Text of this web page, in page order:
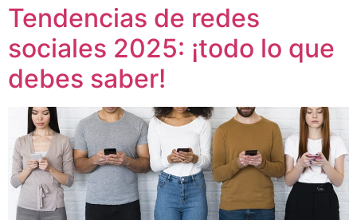
Tendencias de redes
sociales 2025: ¡todo lo que
debes saber!